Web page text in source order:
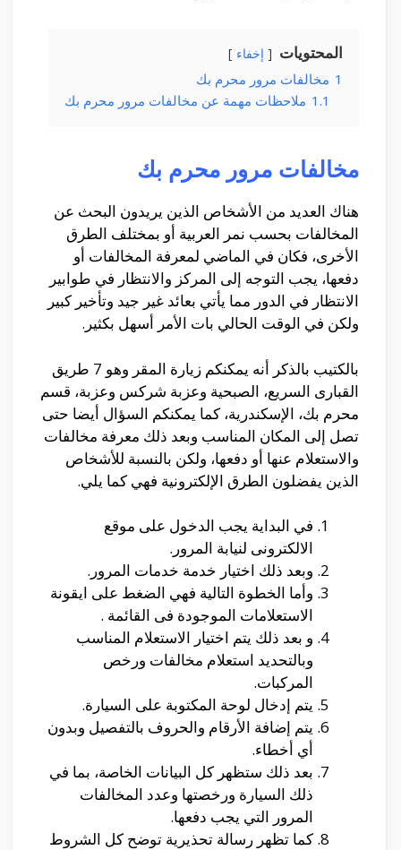
المحتويات إخفاء
1 مخالفات مرور محرم بك
1.1 ملاحظات مهمة عن مخالفات مرور محرم بك
مخالفات مرور محرم بك
هناك العديد من الأشخاص الذين يريدون البحث عن
المخالفات بحسب نمر العربية أو بمختلف الطرق
الأخرى، فكان في الماضي لمعرفة المخالفات أو
دفعها، يجب التوجه إلى المركز والانتظار في طوابير
الانتظار في الدور مما يأتي بعائد غير جيد وتأخير كبير
ولكن في الوقت الحالي بات الأمر أسهل بكثير.
بالكتيب بالذكر أنه يمكنكم زيارة المقر وهو 7 طريق
القبارى السريع، الصبحية وعزبة شركس وعزبة، قسم
محرم بك، الإسكندرية، كما يمكنكم السؤال أيضا حتى
تصل إلى المكان المناسب وبعد ذلك معرفة مخالفات
والاستعلام عنها أو دفعها، ولكن بالنسبة للأشخاص
الذين يفضلون الطرق الإلكترونية فهي كما يلي.
في البداية يجب الدخول على موقع
الالكترونى لنيابة المرور.
وبعد ذلك اختيار خدمة خدمات المرور.
وأما الخطوة التالية فهي الضغط على ايقونة
الاستعلامات الموجودة فى القائمة .
و بعد ذلك يتم اختيار الاستعلام المناسب
وبالتحديد استعلام مخالفات ورخص
المركبات.
يتم إدخال لوحة المكتوبة على السيارة.
يتم إضافة الأرقام والحروف بالتفصيل وبدون
أي أخطاء.
بعد ذلك ستظهر كل البيانات الخاصة، بما في
ذلك السيارة ورخصتها وعدد المخالفات
المرور التي يجب دفعها.
كما تظهر رسالة تحذيرية توضح كل الشروط